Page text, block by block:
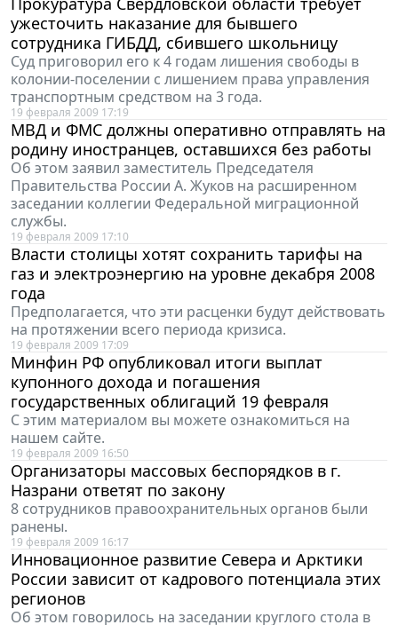
ужесточить наказание для бывшего
сотрудника ГИБДД, сбившего школьницу
Суд приговорил его к 4 годам лишения свободы в
колонии-поселении с лишением права управления
транспортным средством на 3 года.
19 февраля 2009 17:19
МВД и ФМС должны оперативно отправлять на
родину иностранцев, оставшихся без работы
Об этом заявил заместитель Председателя
Правительства России А. Жуков на расширенном
заседании коллегии Федеральной миграционной
службы.
19 февраля 2009 17:10
Власти столицы хотят сохранить тарифы на
газ и электроэнергию на уровне декабря 2008
года
Предполагается, что эти расценки будут действовать
на протяжении всего периода кризиса.
19 февраля 2009 17:09
Минфин РФ опубликовал итоги выплат
купонного дохода и погашения
государственных облигаций 19 февраля
С этим материалом вы можете ознакомиться на
нашем сайте.
19 февраля 2009 16:50
Организаторы массовых беспорядков в г.
Назрани ответят по закону
8 сотрудников правоохранительных органов были
ранены.
19 февраля 2009 16:17
Инновационное развитие Севера и Арктики
России зависит от кадрового потенциала этих
регионов
Об этом говорилось на заседании круглого стола в